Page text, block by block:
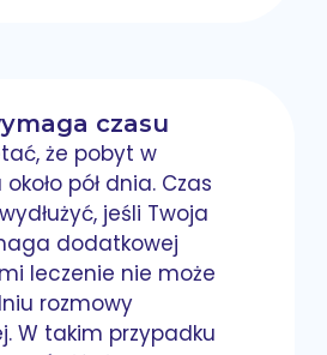
czasu
że pobyt w
pół dnia. Czas
jeśli Twoja
dodatkowej
leczenie nie może
rozmowy
W takim przypadku